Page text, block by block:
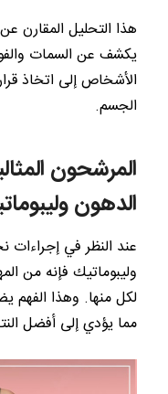
هذا التحليل المقارن
يكشف عن السمات
الأشخاص إلى اتخاذ
الجسم.
المرشحون
الدهون
عند النظر في
وليبوماتيك فإنه من
لكل منها. وهذا الفهم
مما يؤدي إلى أفضل